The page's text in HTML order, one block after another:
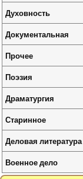
Духовность
Документальная
Прочее
Поэзия
Драматургия
Старинное
Деловая литература
Военное дело